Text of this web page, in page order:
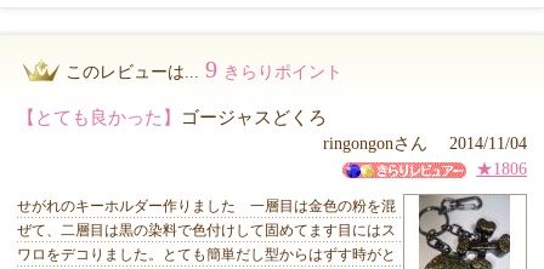
このレビューは... 9 きらりポイント
【とても良かった】 ゴージャスどくろ
ringongonさん 2014/11/04
★1806
せがれのキーホルダー作りました 一層目は金色の粉を混
ぜて、二層目は黒の染料で色付けして固めてます目にはス
ワロをデコりました。とても簡単だし型からはずす時がと